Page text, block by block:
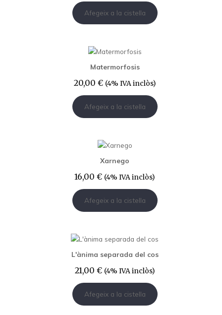
Afegeix a la cistella
Matermorfosis
20,00 € (4% IVA inclòs)
Afegeix a la cistella
Xarnego
16,00 € (4% IVA inclòs)
Afegeix a la cistella
L'ànima separada del cos
21,00 € (4% IVA inclòs)
Afegeix a la cistella